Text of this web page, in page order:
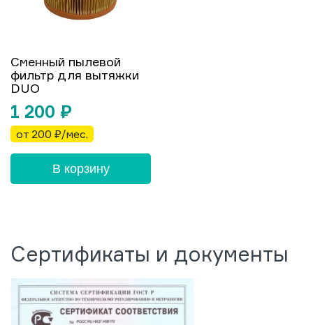
Сменный пылевой
фильтр для вытяжки
DUO
1 200 ₽
от 200 ₽/мес.
В корзину
Сертификаты и документы